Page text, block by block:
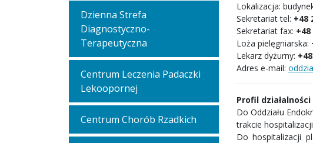
Dzienna Strefa
Diagnostyczno-
Terapeutyczna
Centrum Leczenia Padaczki
Lekoopornej
Centrum Chorób Rzadkich
Lokalizacja:
Sekretariat tel: +48
Sekretariat fax: +48
Loża pielęgniarska:
Lekarz dyżurny: +48
Adres e-mail:
Profil działalności
Do Oddziału
trakcie
Do hospitalizacji